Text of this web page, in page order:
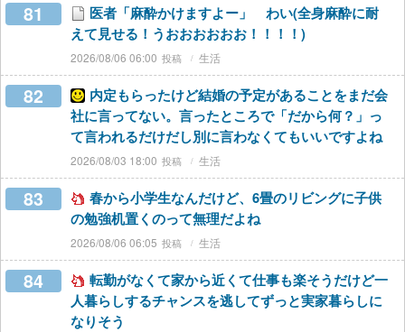
81
医者「麻酔かけますよー」 わい(全身麻酔に耐
えて見せる！うおおおおおお！！！！)
2026/08/06 06:00 生活
82
内定もらったけど結婚の予定があることをまだ会
社に言ってない。言ったところで「だから何？」っ
て言われるだけだし別に言わなくてもいいですよね
2026/08/03 18:00 生活
83
春から小学生なんだけど、6畳のリビングに子供
の勉強机置くのって無理だよね
2026/08/06 06:05 生活
84
転勤がなくて家から近くて仕事も楽そうだけど一
人暮らしするチャンスを逃してずっと実家暮らしに
なりそう